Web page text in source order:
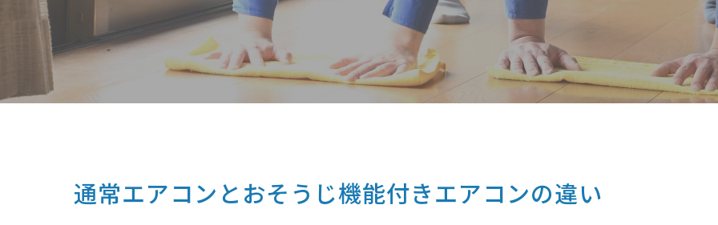
通常エアコンとおそうじ機能付きエアコンの違い